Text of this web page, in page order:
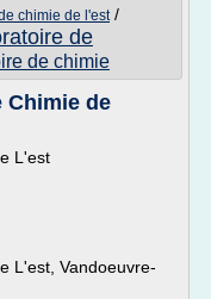
chimie de l'est/
de
de chimie
Chimie de
L'est
L'est, Vandoeuvre-